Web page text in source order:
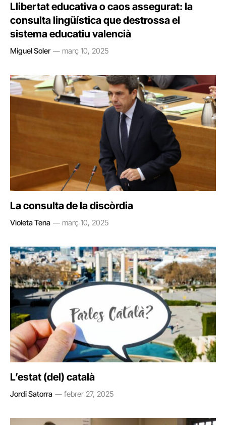
Llibertat educativa o caos assegurat: la
consulta lingüística que destrossa el
sistema educatiu valencià
Miguel Soler març 10, 2025
La consulta de la discòrdia
Violeta Tena març 10, 2025
L’estat (del) català
Jordi Satorra febrer 27, 2025